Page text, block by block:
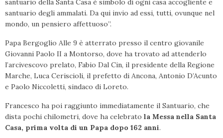
santuario della Santa Casa è simbolo di ogni casa accogliente e
santuario degli ammalati. Da qui invio ad essi, tutti, ovunque nel
mondo, un pensiero affettuoso”.
Papa Bergoglio Alle 9 è atterrato presso il centro giovanile
Giovanni Paolo II a Montorso, dove ha trovato ad attenderlo
l’arcivescovo prelato, Fabio Dal Cin, il presidente della Regione
Marche, Luca Ceriscioli, il prefetto di Ancona, Antonio D’Acunto
e Paolo Niccoletti, sindaco di Loreto.
Francesco ha poi raggiunto immediatamente il Santuario, che
dista pochi chilometri, dove ha celebrato la Messa nella Santa
Casa, prima volta di un Papa dopo 162 anni.